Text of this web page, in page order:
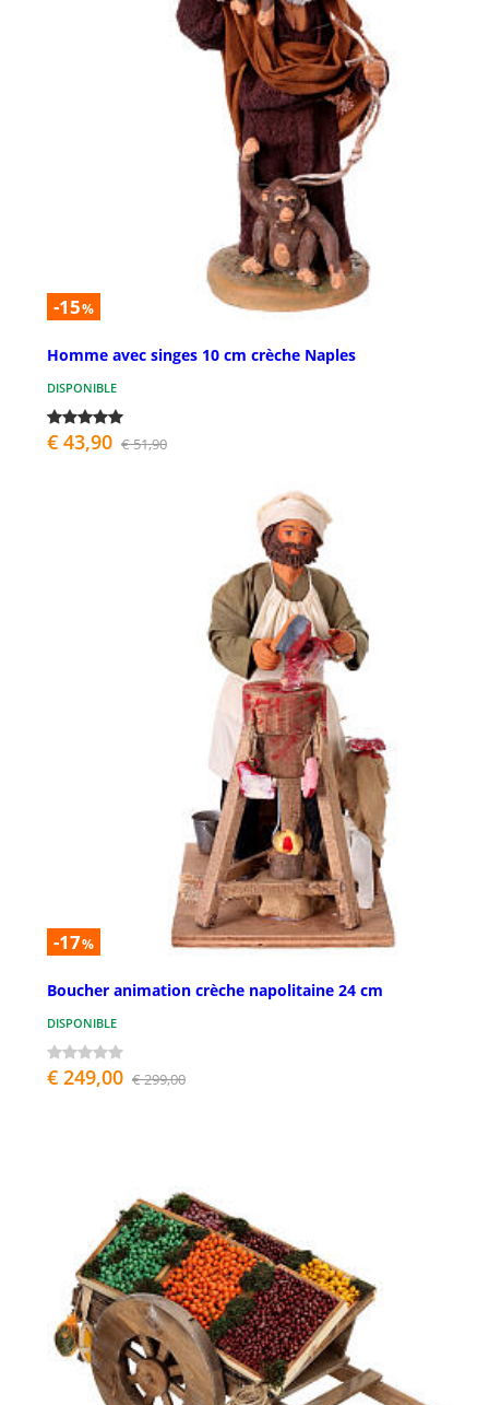
-15%
Homme avec singes 10 cm crèche Naples
DISPONIBLE
€ 43,90 € 51,90
-17%
Boucher animation crèche napolitaine 24 cm
DISPONIBLE
€ 249,00 € 299,00